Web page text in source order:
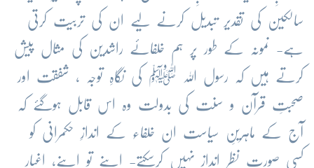
سالکین کی تقدیر تبدیل کرنے لیے ان کی تربیت کرتی
ہے- نمونہ کے طور پر ہم خلفائے راشدین کی مثال پیش
کرتے ہیں کہ رسول اللہ ﷺ کی نگاہِ توجہ ، شفقت اور
صحبتِ قرآن و سنت کی بدولت وہ اس قابل ہوگئے کہ
آج کے ماہرینِ سیاست ان خلفاء کے اندازِ حکمرانی کو
کسی صورت نظر انداز نہیں کرسکتے- اپنے تو اپنے، اغیار